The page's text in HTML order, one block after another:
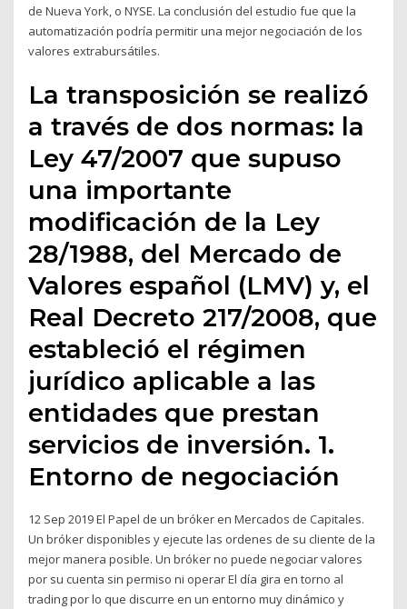
de Nueva York, o NYSE. La conclusión del estudio fue que la
automatización podría permitir una mejor negociación de los
valores extrabursátiles.
La transposición se realizó
a través de dos normas: la
Ley 47/2007 que supuso
una importante
modificación de la Ley
28/1988, del Mercado de
Valores español (LMV) y, el
Real Decreto 217/2008, que
estableció el régimen
jurídico aplicable a las
entidades que prestan
servicios de inversión. 1.
Entorno de negociación
12 Sep 2019 El Papel de un bróker en Mercados de Capitales.
Un bróker disponibles y ejecute las ordenes de su cliente de la
mejor manera posible. Un bróker no puede negociar valores
por su cuenta sin permiso ni operar El día gira en torno al
trading por lo que discurre en un entorno muy dinámico y